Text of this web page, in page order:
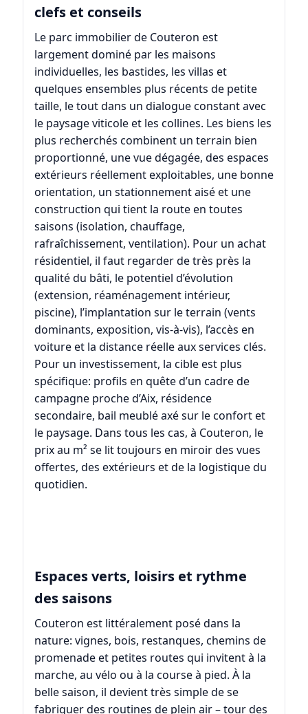
clefs et conseils
Le parc immobilier de Couteron est
largement dominé par les maisons
individuelles, les bastides, les villas et
quelques ensembles plus récents de petite
taille, le tout dans un dialogue constant avec
le paysage viticole et les collines. Les biens les
plus recherchés combinent un terrain bien
proportionné, une vue dégagée, des espaces
extérieurs réellement exploitables, une bonne
orientation, un stationnement aisé et une
construction qui tient la route en toutes
saisons (isolation, chauffage,
rafraîchissement, ventilation). Pour un achat
résidentiel, il faut regarder de très près la
qualité du bâti, le potentiel d’évolution
(extension, réaménagement intérieur,
piscine), l’implantation sur le terrain (vents
dominants, exposition, vis-à-vis), l’accès en
voiture et la distance réelle aux services clés.
Pour un investissement, la cible est plus
spécifique: profils en quête d’un cadre de
campagne proche d’Aix, résidence
secondaire, bail meublé axé sur le confort et
le paysage. Dans tous les cas, à Couteron, le
prix au m² se lit toujours en miroir des vues
offertes, des extérieurs et de la logistique du
quotidien.
Espaces verts, loisirs et rythme
des saisons
Couteron est littéralement posé dans la
nature: vignes, bois, restanques, chemins de
promenade et petites routes qui invitent à la
marche, au vélo ou à la course à pied. À la
belle saison, il devient très simple de se
fabriquer des routines de plein air – tour des